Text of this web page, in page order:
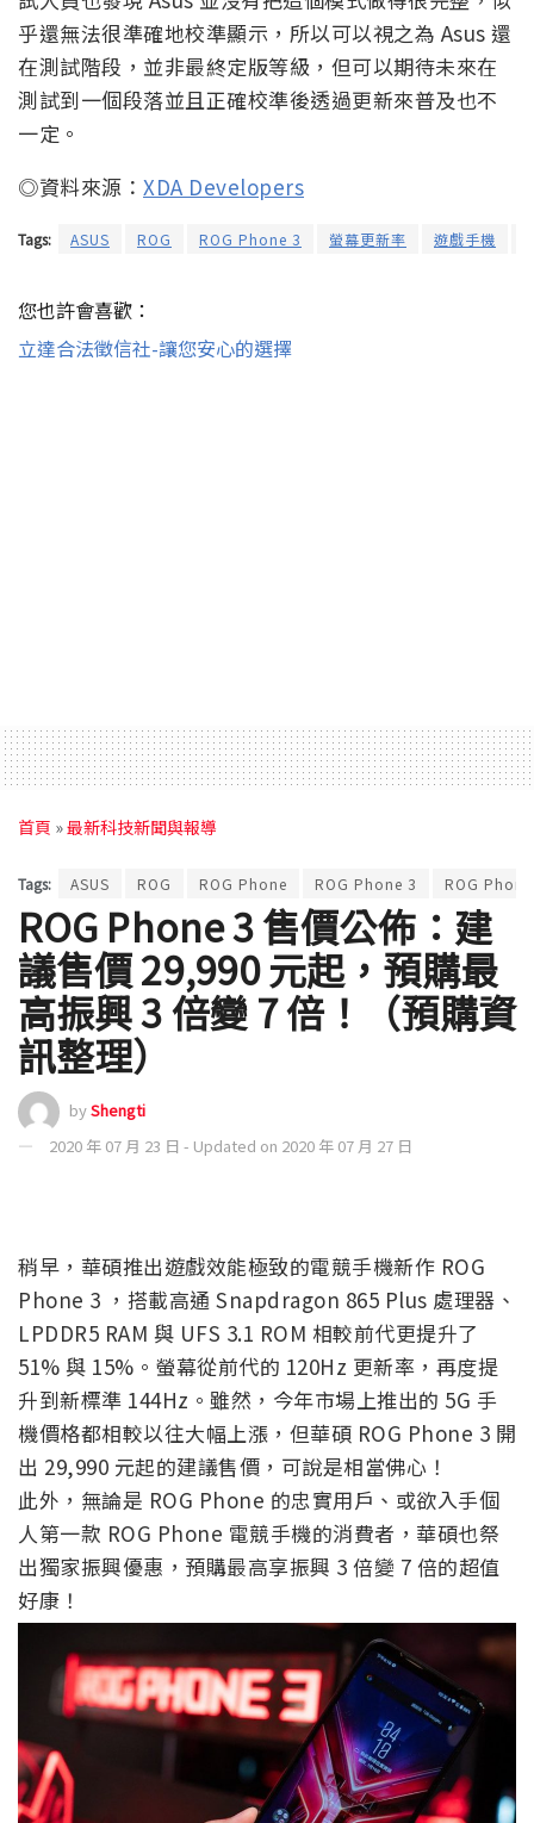
乎還無法很準確地校準顯示，所以可以視之為 Asus 還
在測試階段，並非最終定版等級，但可以期待未來在
測試到一個段落並且正確校準後透過更新來普及也不
一定。
◎資料來源： XDA Developers
Tags: ASUS ROG ROG Phone 3 螢幕更新率 遊戲手機
您也許會喜歡：
立達合法徵信社-讓您安心的選擇
首頁 »最新科技新聞與報導
Tags: ASUS ROG ROG Phone ROG Phone 3 ROG
ROG Phone 3 售價公佈：建
議售價 29,990 元起，預購最
高振興 3 倍變 7 倍！（預購資
訊整理）
byShengti
2020 年 07 月 23 日 - Updated on 2020 年 07 月 27 日
稍早，華碩推出遊戲效能極致的電競手機新作 ROG
Phone 3 ，搭載高通 Snapdragon 865 Plus 處理器、
LPDDR5 RAM 與 UFS 3.1 ROM 相較前代更提升了
51% 與 15%。螢幕從前代的 120Hz 更新率，再度提
升到新標準 144Hz。雖然，今年市場上推出的 5G 手
機價格都相較以往大幅上漲，但華碩 ROG Phone 3 開
出 29,990 元起的建議售價，可說是相當佛心！
此外，無論是 ROG Phone 的忠實用戶、或欲入手個
人第一款 ROG Phone 電競手機的消費者，華碩也祭
出獨家振興優惠，預購最高享振興 3 倍變 7 倍的超值
好康！